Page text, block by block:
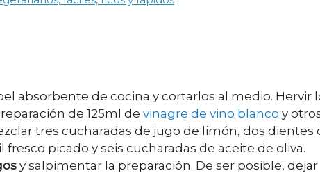
absorbente de cocina y cortarlos al medio. Hervir
de 125ml de vinagre de vino blanco y
tres cucharadas de jugo de limón, dos dientes
picado y seis cucharadas de aceite de oliva.
y salpimentar la preparación. De ser posible, dejar